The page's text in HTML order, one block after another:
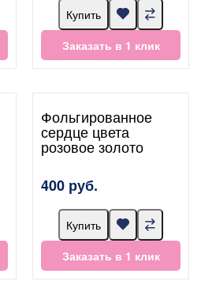
Купить
Заказать в 1 клик
Фольгированное
сердце цвета
розовое золото
400 руб.
Купить
Заказать в 1 клик